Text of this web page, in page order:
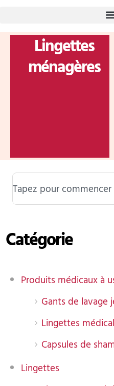
内
Lingettes
ménagères
Rechercher
Catégorie
Produits médicaux à
Gants de lavage
Lingettes
Capsules de
Lingettes